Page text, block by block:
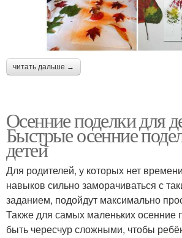
читать дальше →
Осенние поделки для
Быстрые осенние
детей
Для родителей, у которых нет
навыков сильно заморачиваться с
заданием, подойдут максимально
Также для самых маленьких осенние
быть чересчур сложными, чтобы